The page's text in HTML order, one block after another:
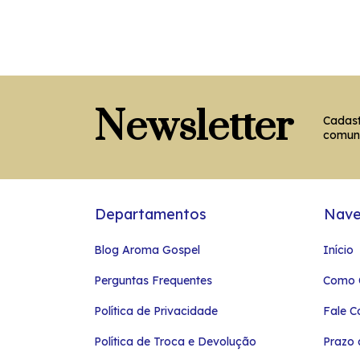
Newsletter
Departamentos
Blog Aroma Gospel
Perguntas Frequentes
Política de Privacidade
Política de Troca e Devolução
Início
Como
Fale
Prazo